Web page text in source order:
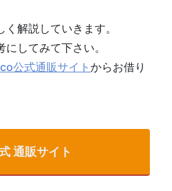
解説していきます。
してみて下さい。
公式通販サイトからお借り
通販サイト